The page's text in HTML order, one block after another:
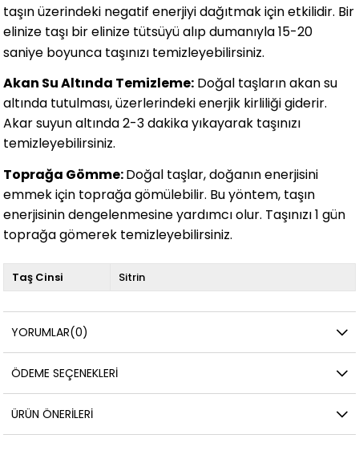
taşın üzerindeki negatif enerjiyi dağıtmak için etkilidir. Bir
elinize taşı bir elinize tütsüyü alıp dumanıyla 15-20
saniye boyunca taşınızı temizleyebilirsiniz.
Akan Su Altında Temizleme: Doğal taşların akan su
altında tutulması, üzerlerindeki enerjik kirliliği giderir.
Akar suyun altında 2-3 dakika yıkayarak taşınızı
temizleyebilirsiniz.
Toprağa Gömme:Doğal taşlar, doğanın enerjisini
emmek için toprağa gömülebilir. Bu yöntem, taşın
enerjisinin dengelenmesine yardımcı olur. Taşınızı 1 gün
toprağa gömerek temizleyebilirsiniz.
Taş Cinsi Sitrin
YORUMLAR(0)
ÖDEME SEÇENEKLERI
ÜRÜN ÖNERILERI